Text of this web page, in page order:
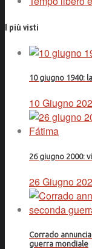
I più visti
10 giugno 1940:
10 Giugno
26 giugno 2000:
26 Giugno
Corrado
guerra mondiale